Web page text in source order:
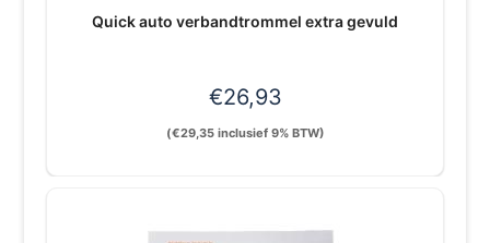
Quick auto verbandtrommel extra gevuld
€26,93
(€29,35inclusief 9% BTW)